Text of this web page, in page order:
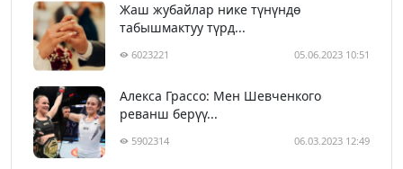
Жаш жубайлар нике түнүндө
табышмактуу түрд...
6023221 05.06.2023 10:51
Алекса Грассо: Мен Шевченкого
реванш берүү...
5902314 06.03.2023 12:49